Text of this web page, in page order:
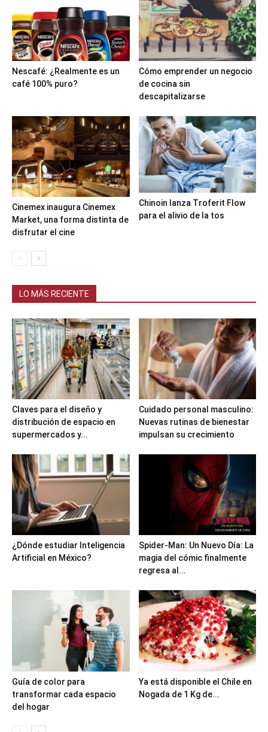
Nescafé: ¿Realmente es un
café 100% puro?
Cómo emprender un negocio
de cocina sin
descapitalizarse
Cinemex inaugura Cinemex
Market, una forma distinta de
disfrutar el cine
Chinoin lanza Troferit Flow
para el alivio de la tos
LO MÁS RECIENTE
Claves para el diseño y
distribución de espacio en
supermercados y...
Cuidado personal masculino:
Nuevas rutinas de bienestar
impulsan su crecimiento
¿Dónde estudiar Inteligencia
Artificial en México?
Spider-Man: Un Nuevo Día: La
magia del cómic finalmente
regresa al...
Guía de color para
transformar cada espacio
del hogar
Ya está disponible el Chile en
Nogada de 1 Kg de...